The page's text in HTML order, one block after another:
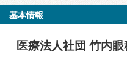
基本情報
医療法人社団 竹内